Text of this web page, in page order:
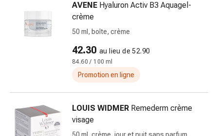
intestinal
Diarrhée
Hémorroïdes
Brûlures
d'estomac
Nausées
et
vomissements
Digestion,
ballonnements
AVENE Hyaluron Activ B3 Aquagel-
crème
50 ml, boîte, crème
42.30 au lieu de 52.90
84.60 / 100 ml
Promotion en ligne
LOUIS WIDMER Remederm crème
visage